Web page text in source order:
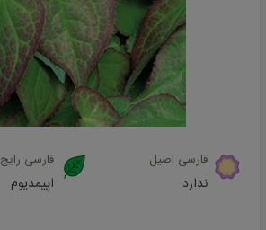
فارسی رایج
اپیمدیوم
فارسی اصیل
ندارد